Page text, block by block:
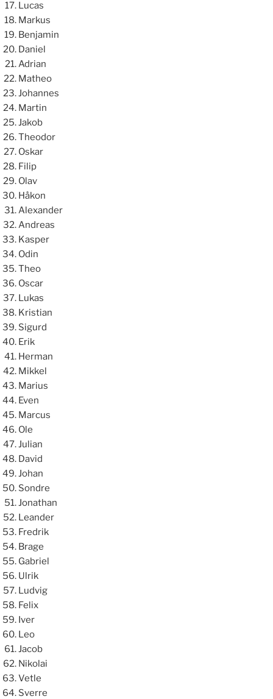
Lucas
Markus
Benjamin
Daniel
Adrian
Matheo
Johannes
Martin
Jakob
Theodor
Oskar
Filip
Olav
Håkon
Alexander
Andreas
Kasper
Odin
Theo
Oscar
Lukas
Kristian
Sigurd
Erik
Herman
Mikkel
Marius
Even
Marcus
Ole
Julian
David
Johan
Sondre
Jonathan
Leander
Fredrik
Brage
Gabriel
Ulrik
Ludvig
Felix
Iver
Leo
Jacob
Nikolai
Vetle
Sverre